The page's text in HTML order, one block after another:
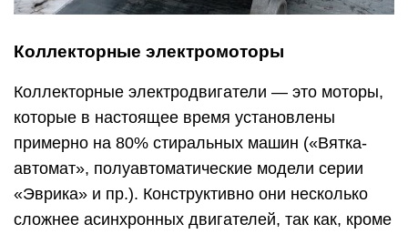
Коллекторные электромоторы
Коллекторные электродвигатели — это моторы,
которые в настоящее время установлены
примерно на 80% стиральных машин («Вятка-
автомат», полуавтоматические модели серии
«Эврика» и пр.). Конструктивно они несколько
сложнее асинхронных двигателей, так как, кроме